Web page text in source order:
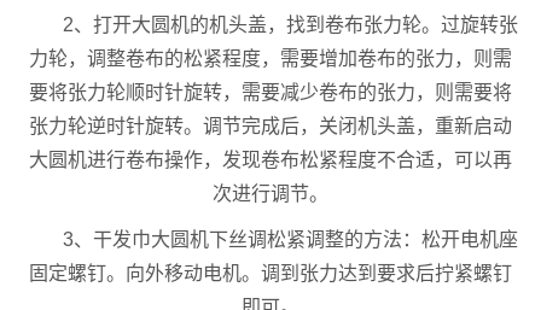
2、打开大圆机的机头盖，找到卷布张力轮。过旋转张
力轮，调整卷布的松紧程度，需要增加卷布的张力，则需
要将张力轮顺时针旋转，需要减少卷布的张力，则需要将
张力轮逆时针旋转。调节完成后，关闭机头盖，重新启动
大圆机进行卷布操作，发现卷布松紧程度不合适，可以再
次进行调节。
3、干发巾大圆机下丝调松紧调整的方法：松开电机座
固定螺钉。向外移动电机。调到张力达到要求后拧紧螺钉